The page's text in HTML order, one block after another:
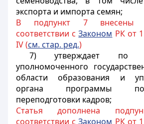
экспорта и импорта семян;
В подпункт 7 внесены
соответствии сЗаконом РК от
IV (см. стар. ред.)
7) утверждает по
уполномоченного
области образования и
органа программы
переподготовки кадров;
Статья дополнена
соответствии сЗаконом РК от